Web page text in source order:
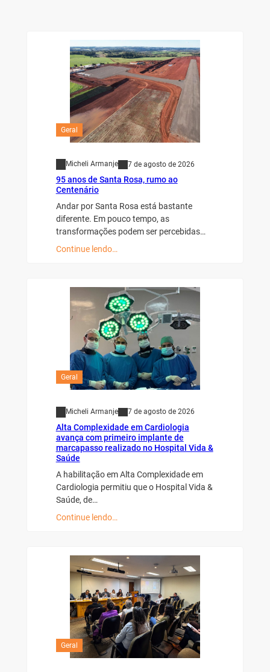
Geral
Micheli Armanje 7 de agosto de 2026
95 anos de Santa Rosa, rumo ao
Centenário
Andar por Santa Rosa está bastante
diferente. Em pouco tempo, as
transformações podem ser percebidas…
Continue lendo…
Geral
Micheli Armanje 7 de agosto de 2026
Alta Complexidade em Cardiologia
avança com primeiro implante de
marcapasso realizado no Hospital Vida &
Saúde
A habilitação em Alta Complexidade em
Cardiologia permitiu que o Hospital Vida &
Saúde, de…
Continue lendo…
Geral